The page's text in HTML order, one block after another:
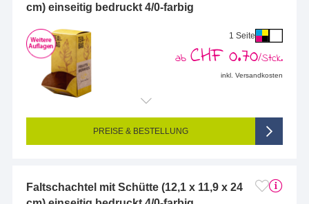
cm) einseitig bedruckt 4/0-farbig
1 Seite
ab CHF 0.70/Stck.
inkl. Versandkosten
Endformat (bedruckte Fläche): 260 x 315 mm
Seitigkeit: 1-seitig (Vorderseite bedruckt, Rückseite unbedruckt)
4/0-farbig CMYK (vollfarbig bedruckt)
PREISE & BESTELLUNG
Faltschachtel mit Schütte (12,1 x 11,9 x 24